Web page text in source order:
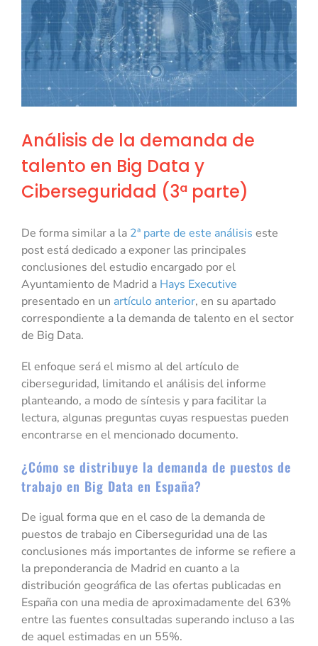
Análisis de la demanda de
talento en Big Data y
Ciberseguridad (3ª parte)
De forma similar a la 2ª parte de este análisis este
post está dedicado a exponer las principales
conclusiones del estudio encargado por el
Ayuntamiento de Madrid a Hays Executive
presentado en un artículo anterior, en su apartado
correspondiente a la demanda de talento en el sector
de Big Data.
El enfoque será el mismo al del artículo de
ciberseguridad, limitando el análisis del informe
planteando, a modo de síntesis y para facilitar la
lectura, algunas preguntas cuyas respuestas pueden
encontrarse en el mencionado documento.
¿Cómo se distribuye la demanda de puestos de
trabajo en Big Data en España?
De igual forma que en el caso de la demanda de
puestos de trabajo en Ciberseguridad una de las
conclusiones más importantes de informe se refiere a
la preponderancia de Madrid en cuanto a la
distribución geográfica de las ofertas publicadas en
España con una media de aproximadamente del 63%
entre las fuentes consultadas superando incluso a las
de aquel estimadas en un 55%.